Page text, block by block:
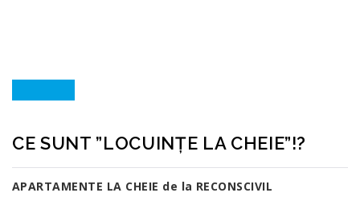
10
CE SUNT ”LOCUINȚE LA CHEIE”!?
APARTAMENTE LA CHEIE de la RECONSCIVIL